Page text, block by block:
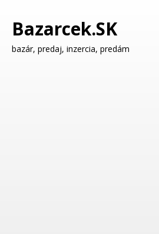
Bazarcek.SK
bazár, predaj, inzercia, predám